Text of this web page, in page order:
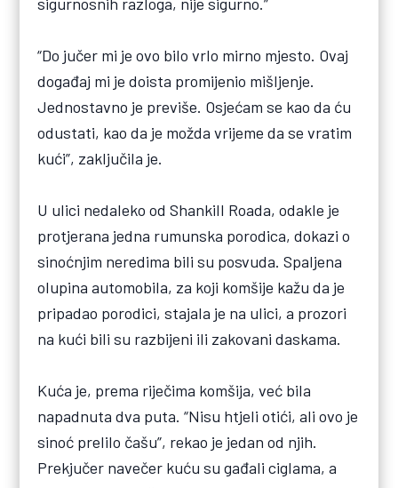
“Do jučer mi je ovo bilo vrlo mirno mjesto. Ovaj
događaj mi je doista promijenio mišljenje.
Jednostavno je previše. Osjećam se kao da ću
odustati, kao da je možda vrijeme da se vratim
kući”, zaključila je.
U ulici nedaleko od Shankill Roada, odakle je
protjerana jedna rumunska porodica, dokazi o
sinoćnjim neredima bili su posvuda. Spaljena
olupina automobila, za koji komšije kažu da je
pripadao porodici, stajala je na ulici, a prozori
na kući bili su razbijeni ili zakovani daskama.
Kuća je, prema riječima komšija, već bila
napadnuta dva puta. “Nisu htjeli otići, ali ovo je
sinoć prelilo čašu”, rekao je jedan od njih.
Prekjučer navečer kuću su gađali ciglama, a